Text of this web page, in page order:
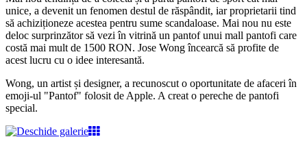
unice, a devenit un fenomen destul de răspândit, iar proprietarii tind
să achiziționeze acestea pentru sume scandaloase. Mai nou nu este
deloc surprinzător să vezi în vitrină un pantof unui mall pantofi care
costă mai mult de 1500 RON. Jose Wong încearcă să profite de
acest lucru cu o idee interesantă.
Wong, un artist și designer, a recunoscut o oportunitate de afaceri în
emoji-ul "Pantof" folosit de Apple. A creat o pereche de pantofi
special.